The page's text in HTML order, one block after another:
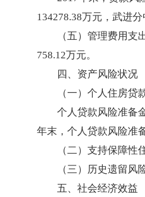
134278.38万元，武进
（五）管理费用
758.12万元。
四、资产风险状况
（一）个人住房
个人贷款风险准备
年末，个人贷款风险准
（二）支持保障
（三）历史遗留
五、社会经济效益